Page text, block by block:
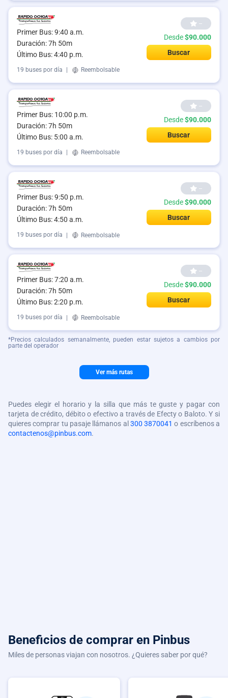
Primer Bus: 9:40 a.m.
Duración: 7h 50m
Último Bus: 4:40 p.m.
--
Desde$90.000
Buscar
19 buses por día Reembolsable
Primer Bus: 10:00 p.m.
Duración: 7h 50m
Último Bus: 5:00 a.m.
--
Desde$90.000
Buscar
19 buses por día Reembolsable
Primer Bus: 9:50 p.m.
Duración: 7h 50m
Último Bus: 4:50 a.m.
--
Desde$90.000
Buscar
19 buses por día | Reembolsable
Primer Bus: 7:20 a.m.
Duración: 7h 50m
Último Bus: 2:20 p.m.
--
Desde$90.000
Buscar
19 buses por día | Reembolsable
*Precios calculados semanalmente, pueden estar sujetos a cambios por
parte del operador
Ver más rutas
Puedes elegir el horario y la silla que más te guste y pagar con
tarjeta de crédito, débito o efectivo a través de Efecty o Baloto. Y si
quieres comprar tu pasaje llámanos al 300 3870041 o escríbenos a
contactenos@pinbus.com.
Beneficios de comprar en Pinbus
Miles de personas viajan con nosotros. ¿Quieres saber por qué?